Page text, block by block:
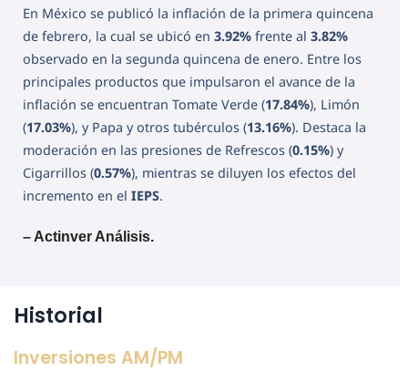
En México se publicó la inflación de la primera quincena
de febrero, la cual se ubicó en 3.92% frente al 3.82%
observado en la segunda quincena de enero. Entre los
principales productos que impulsaron el avance de la
inflación se encuentran Tomate Verde (17.84%), Limón
(17.03%), y Papa y otros tubérculos (13.16%). Destaca la
moderación en las presiones de Refrescos (0.15%) y
Cigarrillos (0.57%), mientras se diluyen los efectos del
incremento en el IEPS.
– Actinver Análisis.
Historial
Inversiones AM/PM